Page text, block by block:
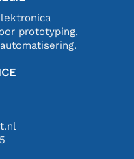
prototyping,